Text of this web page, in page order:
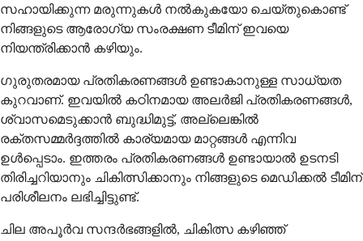
സഹായിക്കുന്ന മരുന്നുകൾ നൽകുകയോ ചെയ്തുകൊണ്ട്
നിങ്ങളുടെ ആരോഗ്യ സംരക്ഷണ ടീമിന് ഇവയെ
നിയന്ത്രിക്കാൻ കഴിയും.
ഗുരുതരമായ പ്രതികരണങ്ങൾ ഉണ്ടാകാനുള്ള സാധ്യത
കുറവാണ്. ഇവയിൽ കഠിനമായ അലർജി പ്രതികരണങ്ങൾ,
ശ്വാസമെടുക്കാൻ ബുദ്ധിമുട്ട്, അല്ലെങ്കിൽ
രക്തസമ്മർദ്ദത്തിൽ കാര്യമായ മാറ്റങ്ങൾ എന്നിവ
ഉൾപ്പെടാം. ഇത്തരം പ്രതികരണങ്ങൾ ഉണ്ടായാൽ ഉടനടി
തിരിച്ചറിയാനും ചികിത്സിക്കാനും നിങ്ങളുടെ മെഡിക്കൽ ടീമിന്
പരിശീലനം ലഭിച്ചിട്ടുണ്ട്.
ചില അപൂർവ സന്ദർഭങ്ങളിൽ, ചികിത്സ കഴിഞ്ഞ്